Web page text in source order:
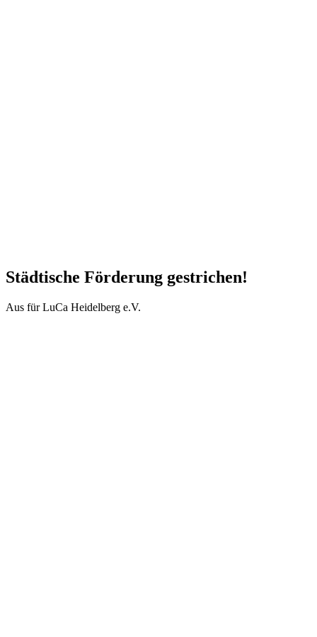
Städtische Förderung gestrichen!
Aus für LuCa Heidelberg e.V.